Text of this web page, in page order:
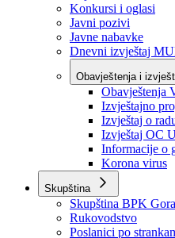
Sve vijesti
Izdvojeno
Najave
Konkursi i oglasi
Javni pozivi
Javne nabavke
Dnevni izvještaj
Obavještenja i
Obavještenja
Izvještajno
Izvještaj o radu
Izvještaj OC
Informacije o
Korona virus
Skupština